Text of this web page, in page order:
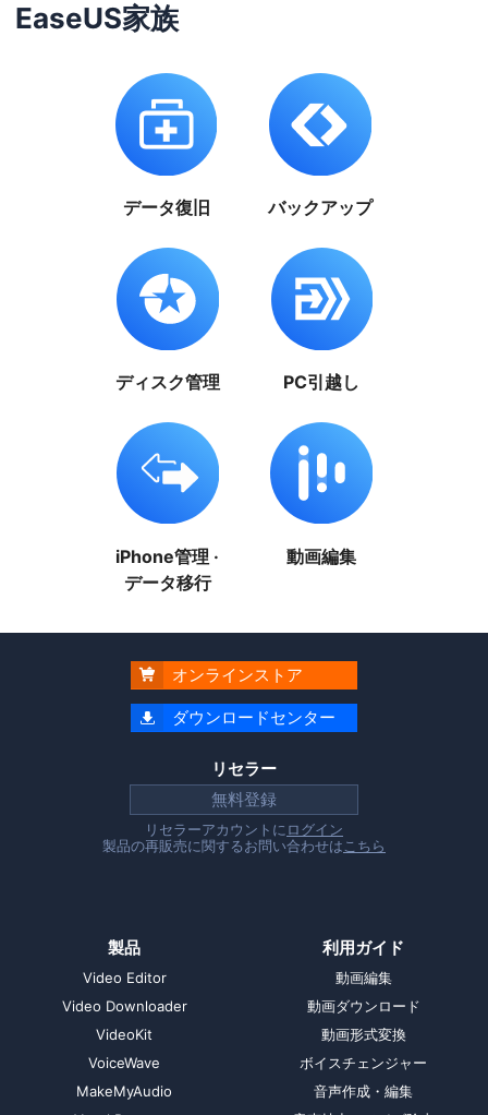
EaseUS家族
データ復旧 バックアップ
ディスク管理 PC引越し
iPhone管理 ·
データ移行
動画編集
 オンラインストア
 ダウンロードセンター
リセラー
無料登録
リセラーアカウントに ログイン
製品の再販売に関するお問い合わせは こちら
製品
Video Editor
Video Downloader
VideoKit
VoiceWave
MakeMyAudio
利用ガイド
動画編集
動画ダウンロード
動画形式変換
ボイスチェンジャー
音声作成・編集